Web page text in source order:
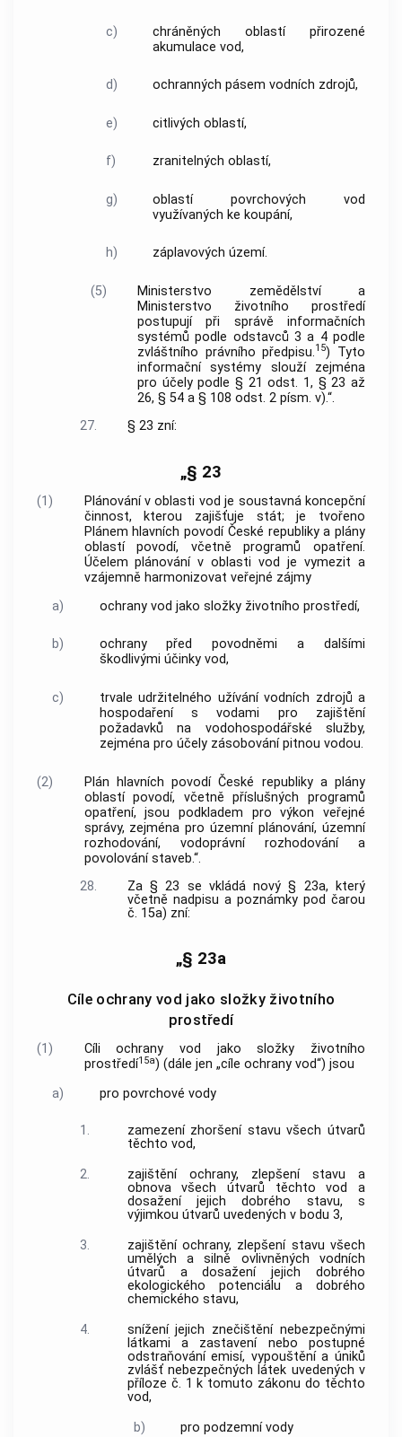
c)
chráněných oblastí přirozené
akumulace vod,
d) ochranných pásem vodních zdrojů,
e) citlivých oblastí,
f) zranitelných oblastí,
g)
oblastí povrchových vod
využívaných ke koupání,
h) záplavových území.
(5)
Ministerstvo zemědělství a
Ministerstvo životního prostředí
postupují při správě informačních
systémů podle odstavců 3 a 4 podle
zvláštního právního předpisu.15) Tyto
informační systémy slouží zejména
pro účely podle § 21 odst. 1, § 23 až
26, § 54 a § 108 odst. 2 písm. v).“.
27.
§ 23 zní:
„§ 23
(1)
Plánování v oblasti vod je soustavná koncepční
činnost, kterou zajišťuje stát; je tvořeno
Plánem hlavních povodí České republiky a plány
oblastí povodí, včetně programů opatření.
Účelem plánování v oblasti vod je vymezit a
vzájemně harmonizovat veřejné zájmy
a)
ochrany vod jako složky životního prostředí,
b)
ochrany před povodněmi a dalšími
škodlivými účinky vod,
c)
trvale udržitelného užívání vodních zdrojů a
hospodaření s vodami pro zajištění
požadavků na vodohospodářské služby,
zejména pro účely zásobování pitnou vodou.
(2)
Plán hlavních povodí České republiky a plány
oblastí povodí, včetně příslušných programů
opatření, jsou podkladem pro výkon veřejné
správy, zejména pro územní plánování, územní
rozhodování, vodoprávní rozhodování a
povolování staveb.“.
28.
Za § 23 se vkládá nový § 23a, který
včetně nadpisu a poznámky pod čarou
č. 15a) zní:
„§ 23a
Cíle ochrany vod jako složky životního
prostředí
(1)
Cíli ochrany vod jako složky životního
prostředí15a) (dále jen „cíle ochrany vod“) jsou
a)
pro povrchové vody
1.
zamezení zhoršení stavu všech útvarů
těchto vod,
2.
zajištění ochrany, zlepšení stavu a
obnova všech útvarů těchto vod a
dosažení jejich dobrého stavu, s
výjimkou útvarů uvedených v bodu 3,
3.
zajištění ochrany, zlepšení stavu všech
umělých a silně ovlivněných vodních
útvarů a dosažení jejich dobrého
ekologického potenciálu a dobrého
chemického stavu,
4.
snížení jejich znečištění nebezpečnými
látkami a zastavení nebo postupné
odstraňování emisí, vypouštění a úniků
zvlášť nebezpečných látek uvedených v
příloze č. 1 k tomuto zákonu do těchto
vod,
b) pro podzemní vody